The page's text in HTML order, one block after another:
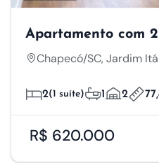
Apartamento com
Chapecó/SC, Jardim
2(1 suíte) 1 2
R$ 620.000